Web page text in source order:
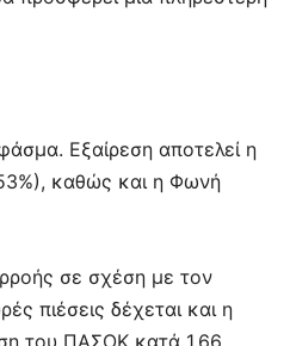
Εξαίρεση αποτελεί η
καθώς και η Φωνή
σε σχέση με τον
πιέσεις δέχεται και η
του ΠΑΣΟΚ κατά 1,66